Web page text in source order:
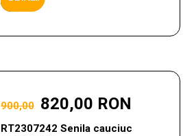
900,00 820,00 RON
RT2307242 Senila cauciuc